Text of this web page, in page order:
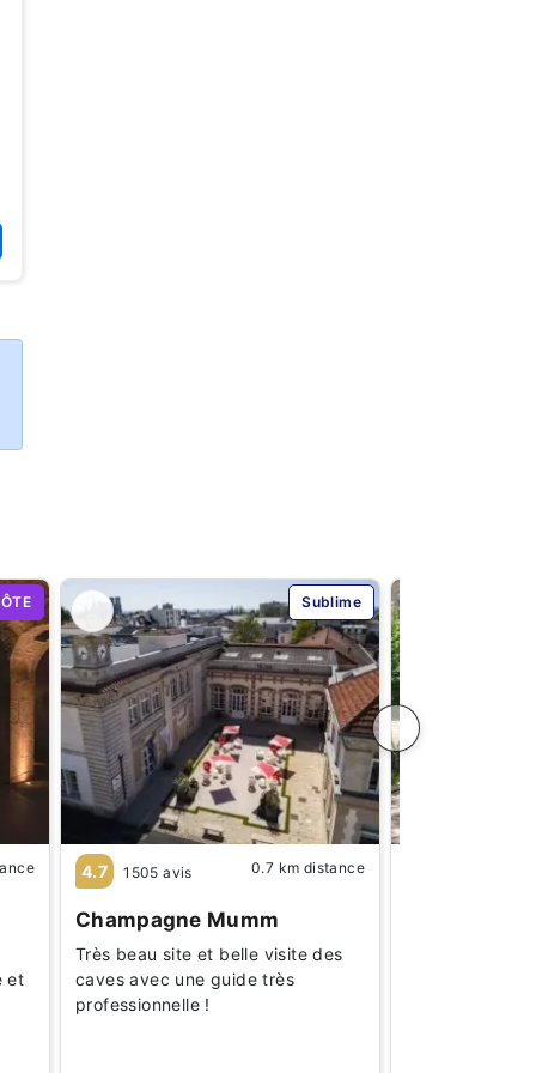
et
Sublime
4.7 1505 avis 0.7 km distance
Champagne Mumm
Très beau site et belle visite des
caves avec une guide très
professionnelle !